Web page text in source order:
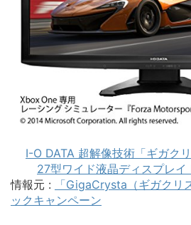
I-O DATA 超解像技術「ギガク
27型ワイド液晶ディスプレ
情報元 :
「GigaCrysta（ギガクリ
ックキャンペーン